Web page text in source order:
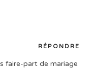
RÉPONDRE
faire-part de mariage